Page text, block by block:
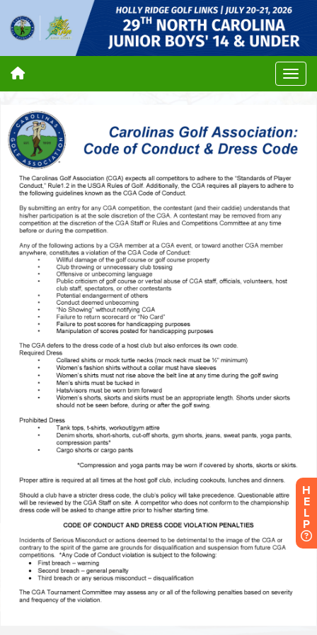
H
E
L
P